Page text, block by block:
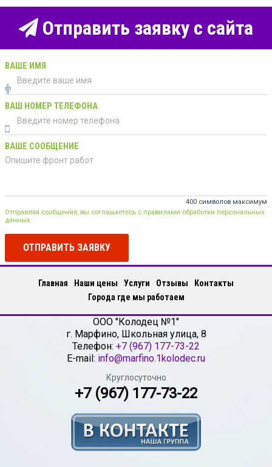
Отправить заявку с сайта
ВАШЕ ИМЯ
ВАШ НОМЕР ТЕЛЕФОНА
ВАШЕ СООБЩЕНИЕ
400 символов максимум
Отправляя сообщение, вы соглашаетесь с правилами обработки персональных
данных
ОТПРАВИТЬ ЗАЯВКУ
Главная Наши цены Услуги Отзывы
Контакты
Города где мы работаем
ООО "Колодец №1"
г. Марфино, Школьная улица, 8
Телефон: +7 (967) 177-73-22
E-mail: info@marfino.1kolodec.ru
Круглосуточно
+7 (967) 177-73-22